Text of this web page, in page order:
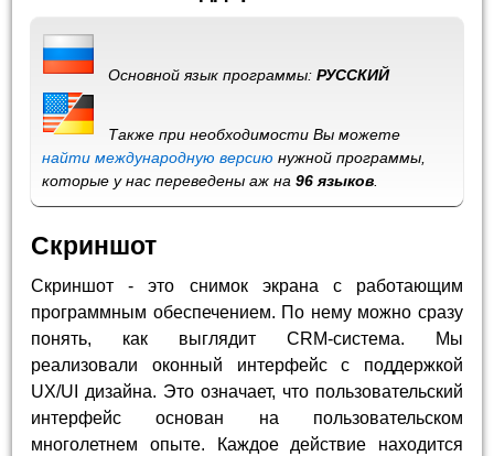
Основной язык программы:РУССКИЙ
Также при необходимости Вы можете
найти международную версию нужной программы,
которые у нас переведены аж на96 языков
Скриншот
Скриншот - это снимок экрана с работающим
программным обеспечением. По нему можно сразу
понять, как выглядит CRM-система. Мы
реализовали оконный интерфейс с поддержкой
UX/UI дизайна. Это означает, что пользовательский
интерфейс основан на пользовательском
многолетнем опыте. Каждое действие находится